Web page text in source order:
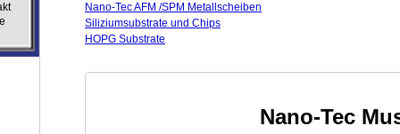
Nano-Tec AFM /SPM Metallscheiben
Siliziumsubstrate und Chips
HOPG Substrate
Nano-Tec